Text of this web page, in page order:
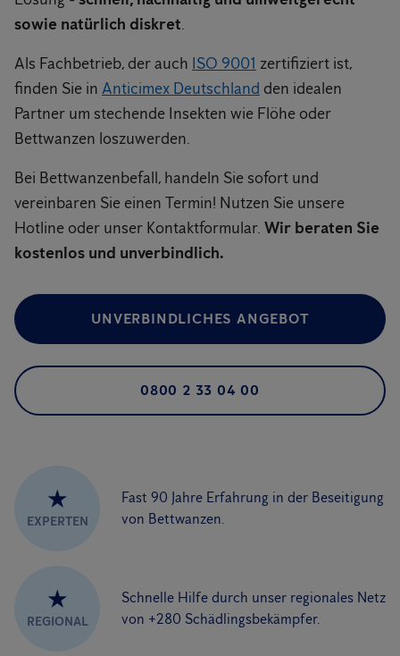
sowie natürlich diskret.
Als Fachbetrieb, der auch ISO 9001 zertifiziert ist,
finden Sie in Anticimex Deutschland den idealen
Partner um stechende Insekten wie Flöhe oder
Bettwanzen loszuwerden.
Bei Bettwanzenbefall, handeln Sie sofort und
vereinbaren Sie einen Termin! Nutzen Sie unsere
Hotline oder unser Kontaktformular. Wir beraten Sie
kostenlos und unverbindlich.
UNVERBINDLICHES ANGEBOT
0800 2 33 04 00
★
EXPERTEN
Fast 90 Jahre Erfahrung in der Beseitigung
von Bettwanzen.
★
REGIONAL
Schnelle Hilfe durch unser regionales Netz
von +280 Schädlingsbekämpfer.